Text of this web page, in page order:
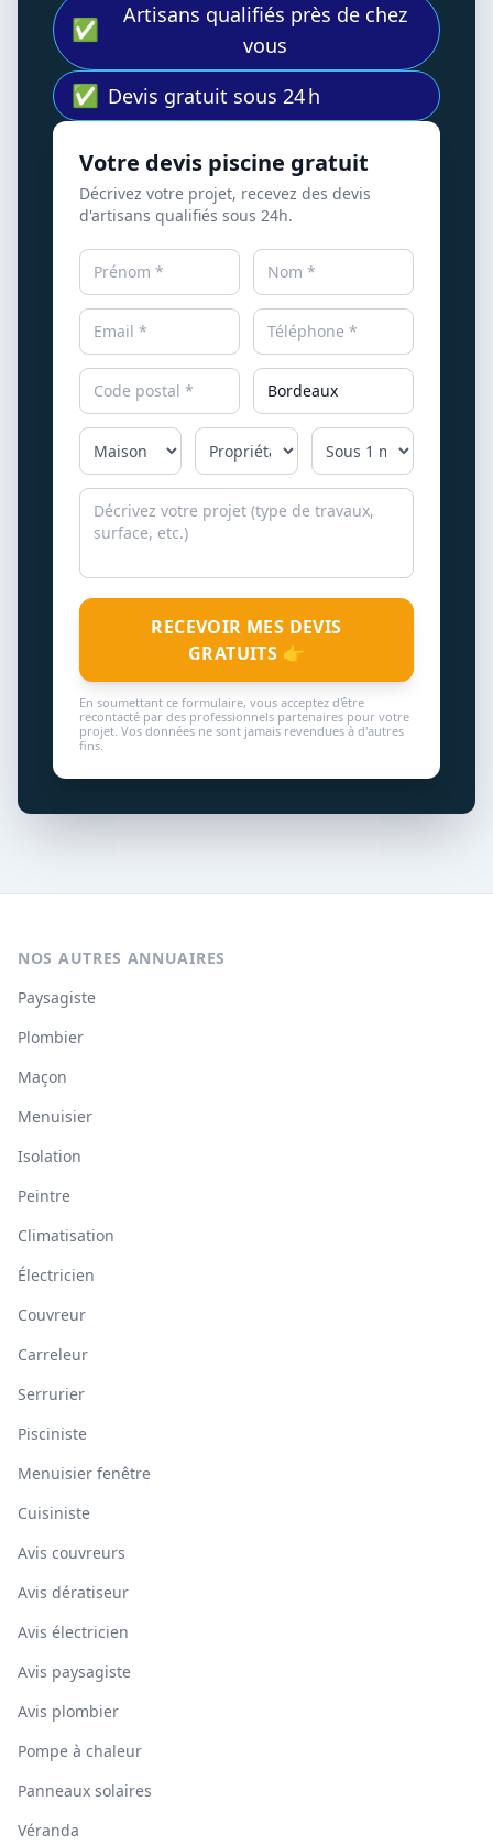
✅
Artisans qualifiés près de chez
vous
✅ Devis gratuit sous 24 h
Votre devis piscine gratuit
Décrivez votre projet, recevez des devis
d'artisans qualifiés sous 24h.
RECEVOIR MES DEVIS
GRATUITS 👉
En soumettant ce formulaire, vous acceptez d'être
recontacté par des professionnels partenaires pour votre
projet. Vos données ne sont jamais revendues à d'autres
fins.
NOS AUTRES ANNUAIRES
Paysagiste
Plombier
Maçon
Menuisier
Isolation
Peintre
Climatisation
Électricien
Couvreur
Carreleur
Serrurier
Pisciniste
Menuisier fenêtre
Cuisiniste
Avis couvreurs
Avis dératiseur
Avis électricien
Avis paysagiste
Avis plombier
Pompe à chaleur
Panneaux solaires
Véranda